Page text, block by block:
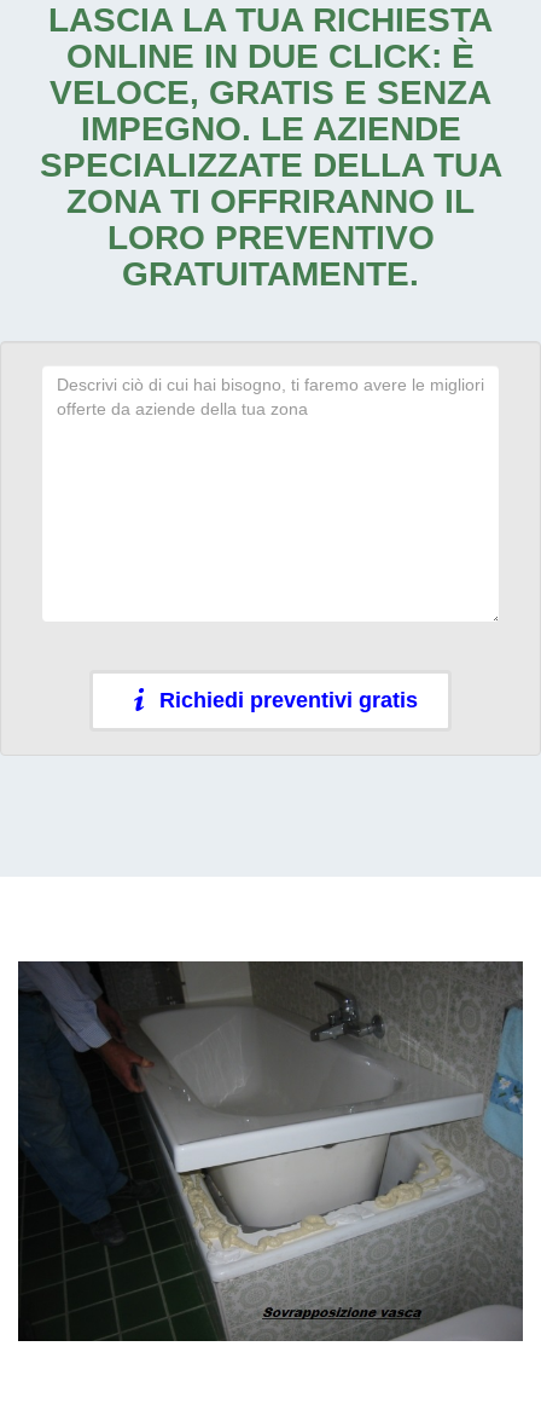
LASCIA LA TUA RICHIESTA
ONLINE IN DUE CLICK: È
VELOCE, GRATIS E SENZA
IMPEGNO. LE AZIENDE
SPECIALIZZATE DELLA TUA
ZONA TI OFFRIRANNO IL
LORO PREVENTIVO
GRATUITAMENTE.
Richiedi preventivi gratis